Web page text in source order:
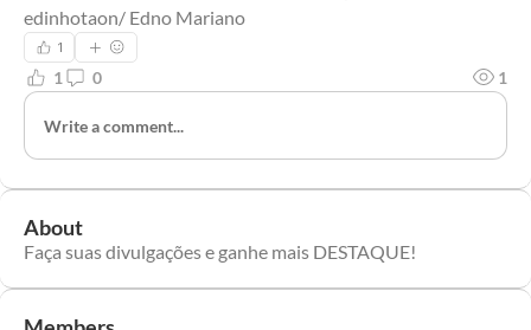
edinhotaon/ Edno Mariano
1
1 0 1
Write a comment...
About
Faça suas divulgações e ganhe mais DESTAQUE!